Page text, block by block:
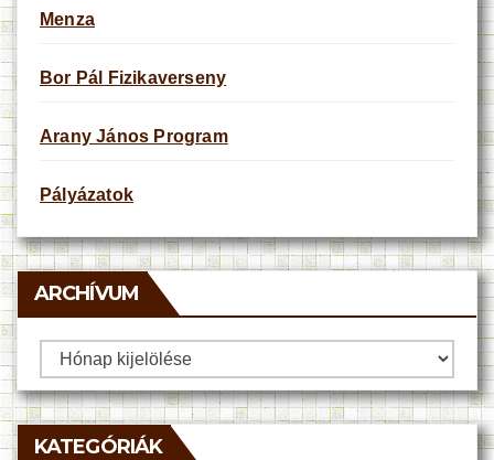
Menza
Bor Pál Fizikaverseny
Arany János Program
Pályázatok
ARCHÍVUM
Archívum
KATEGÓRIÁK